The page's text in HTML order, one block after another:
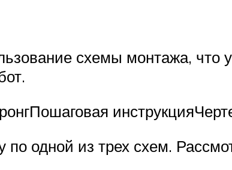
схемы монтажа,
по одной из трех схем.